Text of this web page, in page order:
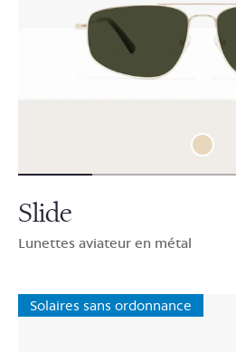
Slide
Lunettes aviateur en métal
Solaires sans ordonnance